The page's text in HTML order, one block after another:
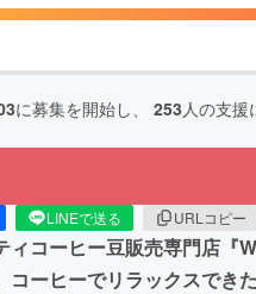
に募集を開始し、 253 人の支援
LINEで送る URLコピー
ィコーヒー豆販売専門店
ーヒーでリラックスでき